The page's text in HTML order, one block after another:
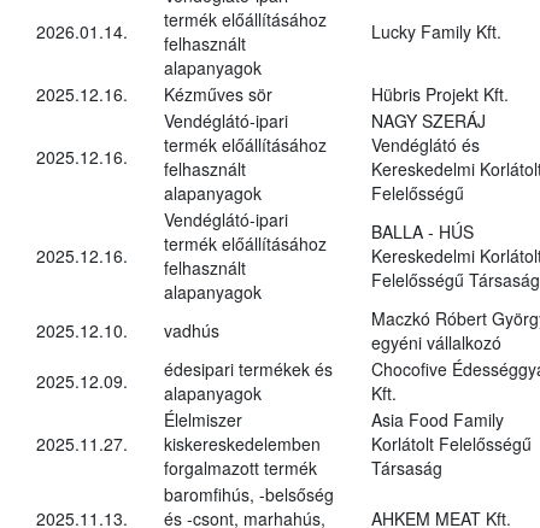
2026.01.14.
termék előállításához
felhasznált
alapanyagok
Lucky Family Kft.
2025.12.16. Kézműves sör Hübris Projekt Kft.
2025.12.16.
Vendéglátó-ipari
termék előállításához
felhasznált
alapanyagok
NAGY SZERÁJ
Vendéglátó és
Kereskedelmi
Felelősségű
2025.12.16.
Vendéglátó-ipari
termék előállításához
felhasznált
alapanyagok
BALLA - HÚS
Kereskedelmi
Felelősségű Társaság
2025.12.10. vadhús
Maczkó Róbert
egyéni vállalkozó
2025.12.09.
édesipari termékek és
alapanyagok
Chocofive
Kft.
2025.11.27.
Élelmiszer
kiskereskedelemben
forgalmazott termék
Asia Food Family
Korlátolt Felelősségű
Társaság
2025.11.13.
baromfihús, -belsőség
és -csont, marhahús,
AHKEM MEAT Kft.